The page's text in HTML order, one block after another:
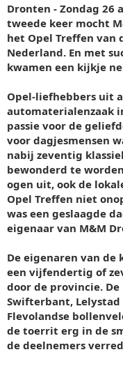
Dronten - Zondag 26
tweede keer mocht
het Opel Treffen van
Nederland. En met
kwamen een kijkje
Opel-liefhebbers uit
automaterialenzaak
passie voor de
voor dagjesmensen
nabij zeventig
bewonderd te
ogen uit, ook de
Opel Treffen niet
was een geslaagde
eigenaar van M&M
De eigenaren van de
een vijfendertig of
door de provincie.
Swifterbant,
Flevolandse
de toerrit erg in de
de deelnemers